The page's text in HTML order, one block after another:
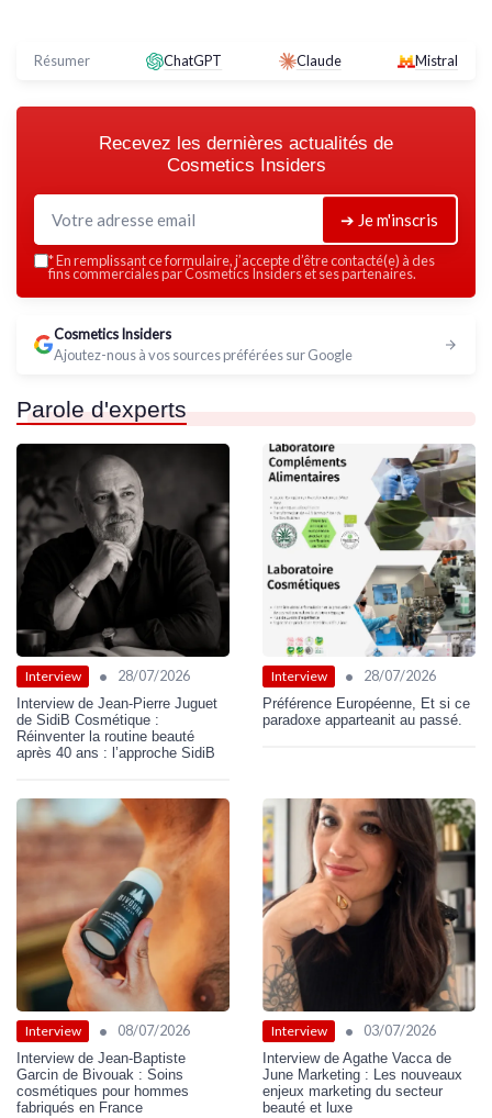
Résumer ChatGPT Claude Mistral
Recevez les dernières actualités de
Cosmetics Insiders
➔ Je m'inscris
*En remplissant ce formulaire, j’accepte d’être contacté(e) à des
fins commerciales par Cosmetics Insiders et ses partenaires.
Cosmetics Insiders
Ajoutez-nous à vos sources préférées sur Google
Parole d'experts
Interview • 28/07/2026
Interview de Jean-Pierre Juguet
de SidiB Cosmétique :
Réinventer la routine beauté
après 40 ans : l’approche SidiB
Interview • 28/07/2026
Préférence Européenne, Et si ce
paradoxe apparteanit au passé.
Interview • 08/07/2026
Interview de Jean-Baptiste
Garcin de Bivouak : Soins
cosmétiques pour hommes
fabriqués en France
Interview • 03/07/2026
Interview de Agathe Vacca de
June Marketing : Les nouveaux
enjeux marketing du secteur
beauté et luxe